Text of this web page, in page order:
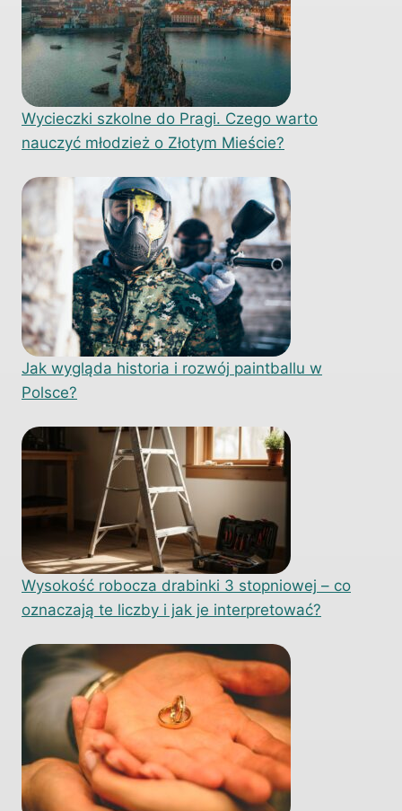
Wycieczki szkolne do Pragi. Czego warto
nauczyć młodzież o Złotym Mieście?
Jak wygląda historia i rozwój paintballu w
Polsce?
Wysokość robocza drabinki 3 stopniowej – co
oznaczają te liczby i jak je interpretować?